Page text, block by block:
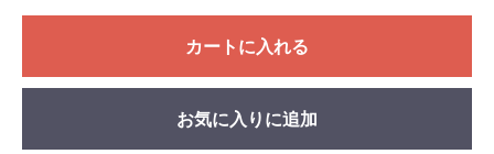
カートに入れる
お気に入りに追加